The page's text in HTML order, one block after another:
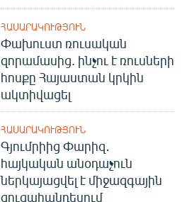
ՀԱՍԱՐԱԿՈՒԹՅՈՒՆ
Փախուստ ռուսական
զորամասից. ինչու է ռուսների
հոսքը Հայաստան կրկին
ակտիվացել
ՀԱՍԱՐԱԿՈՒԹՅՈՒՆ
Գյումրիից Փարիզ․
հայկական անօդաչուն
ներկայացվել է միջազգային
ցուցահանդեսում